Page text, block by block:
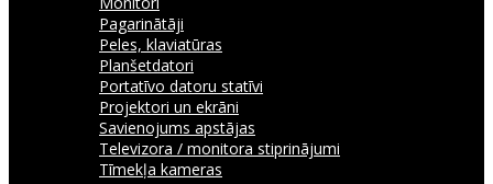
Pagarinātāji
Peles, klaviatūras
Planšetdatori
Portatīvo datoru statīvi
Projektori un ekrāni
Savienojums apstājas
Televizora / monitora stiprinājumi
Tīmekļa kameras